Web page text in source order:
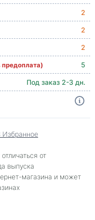
2
2
2
предоплата)
5
Под заказ 2-3 дн.
Избранное
от
выпуска
магазина и может